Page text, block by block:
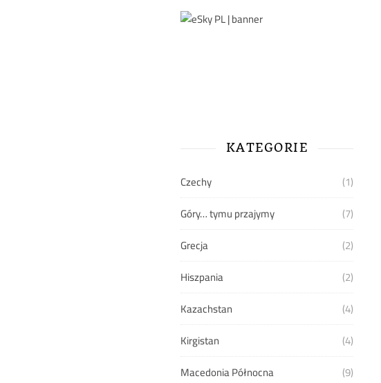
KATEGORIE
Czechy
(1)
Góry… tymu przajymy
(7)
Grecja
(2)
Hiszpania
(2)
Kazachstan
(4)
Kirgistan
(4)
Macedonia Północna
(9)